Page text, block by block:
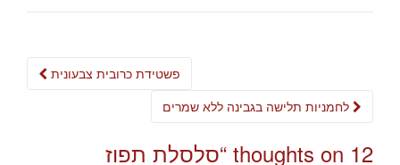
Post
פשטידת כרובית צבעונית
12 thoughts on “ סלסלת תפוז